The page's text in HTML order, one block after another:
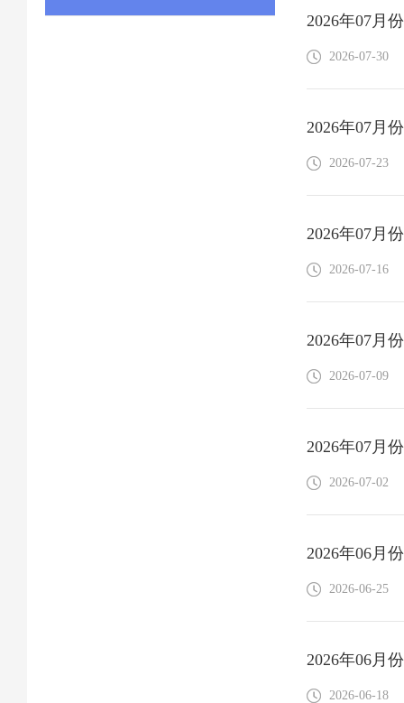
2026年07月
2026-07-30
2026年07月
2026-07-23
2026年07月
2026-07-16
2026年07月
2026-07-09
2026年07月
2026-07-02
2026年06月
2026-06-25
2026年06月
2026-06-18